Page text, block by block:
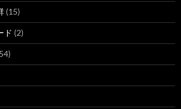
(15)
ド (2)